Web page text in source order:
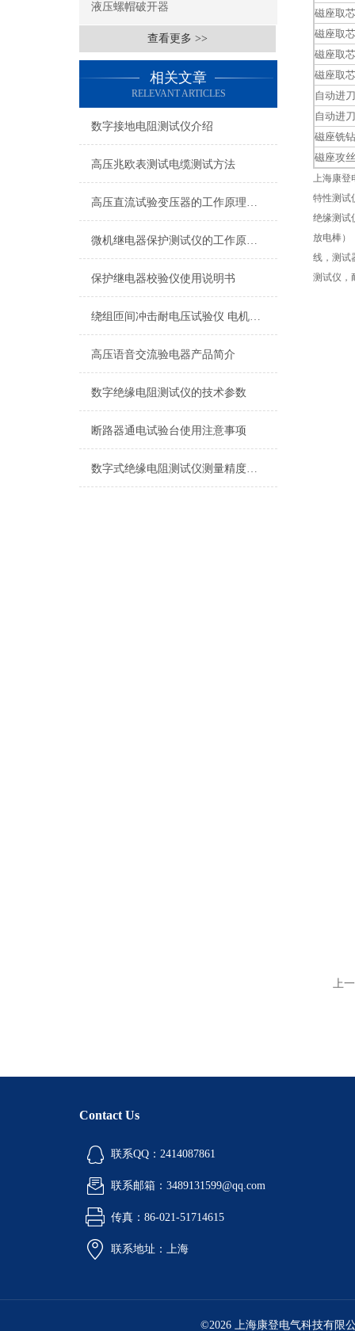
液压螺帽破开器
查看更多 >>
相关文章
RELEVANT ARTICLES
数字接地电阻测试仪介绍
高压兆欧表测试电缆测试方法
高压直流试验变压器的工作原理是什么？
微机继电器保护测试仪的工作原理与应用
保护继电器校验仪使用说明书
绕组匝间冲击耐电压试验仪 电机试验方法
高压语音交流验电器产品简介
数字绝缘电阻测试仪的技术参数
断路器通电试验台使用注意事项
数字式绝缘电阻测试仪测量精度是多少？
磁座取
磁座取
磁座取
磁座取
自动进
自动进
磁座铣钻
磁座攻
上海康登
特性测试
绝缘测试
放电棒）
线，测试
测试仪，
上
Contact Us
联系QQ：2414087861
联系邮箱：3489131599@qq.com
传真：86-021-51714615
联系地址：上海
©2026 上海康登电气科技有限